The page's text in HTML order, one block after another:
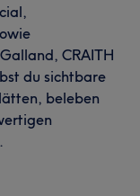
CRAITH
du sichtbare
beleben